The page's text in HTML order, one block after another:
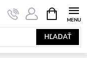
HĽADAŤ
KOŠÍK